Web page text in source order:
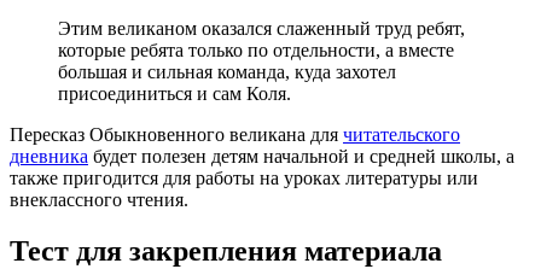
Этим великаном оказался слаженный труд ребят,
которые ребята только по отдельности, а вместе
большая и сильная команда, куда захотел
присоединиться и сам Коля.
Пересказ Обыкновенного великана для читательского
дневника будет полезен детям начальной и средней школы, а
также пригодится для работы на уроках литературы или
внеклассного чтения.
Тест для закрепления материала